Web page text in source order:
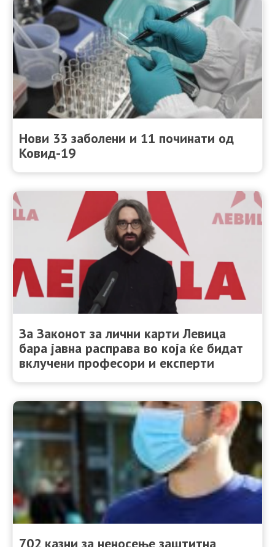
Нови 33 заболени и 11 починати од
Ковид-19
За Законот за лични карти Левица
бара јавна расправа во која ќе бидат
вклучени професори и експерти
702 казни за неносење заштитна